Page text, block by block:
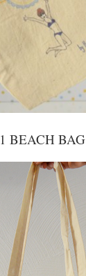
1 BEACH BAG